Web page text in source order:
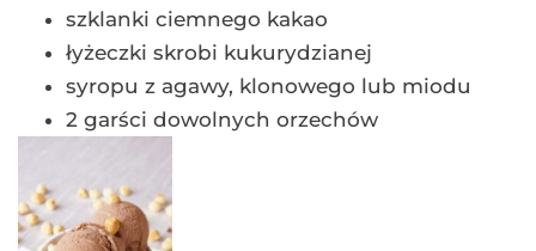
szklanki ciemnego kakao
łyżeczki skrobi kukurydzianej
syropu z agawy, klonowego lub miodu
2 garści dowolnych orzechów